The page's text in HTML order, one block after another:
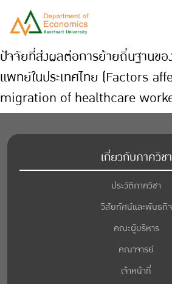
ปัจจัยที่ส่งผลต่อการย้ายถิ่นฐานขอ
แพทย์ในประเทศไทย (Factors
migration of healthcare
เกี่ยวกับภาควิชา
ประวัติภาควิชา
วิสัยทัศน์และพันธกิจ
คณะผู้บริหาร
คณาจารย์
เจ้าหน้าที่